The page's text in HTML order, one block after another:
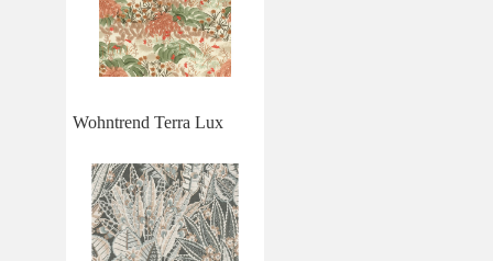
Wohntrend Terra Lux